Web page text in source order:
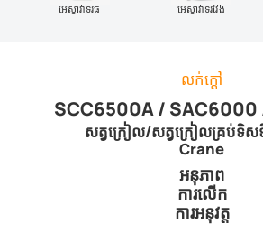
អេស្កាវ៉ាទ័រធំ អេស្កាវ៉ាទ័រវែង
លក់ក្តៅ
SCC6500A / SAC6000
សត្វក្រៀល/សត្វក្រៀលគ្រប់ទិ
Crane
អនុភាព
ការលើក
ការអនុវត្ត